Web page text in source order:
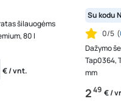
šilauogėms
80 l
€ / vnt.
Su kodu
0/5 (
Dažymo
Tap0364,
mm
249 € /